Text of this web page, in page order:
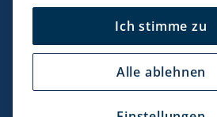
Snusmarkt
Kontaktiere uns!
Ich stimme zu
Alle ablehnen